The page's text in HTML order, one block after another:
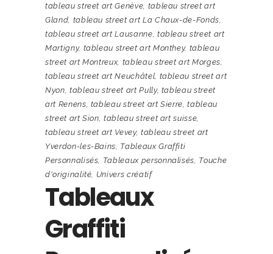
tableau street art Genève, tableau street art
Gland, tableau street art La Chaux-de-Fonds,
tableau street art Lausanne, tableau street art
Martigny, tableau street art Monthey, tableau
street art Montreux, tableau street art Morges,
tableau street art Neuchâtel, tableau street art
Nyon, tableau street art Pully, tableau street
art Renens, tableau street art Sierre,tableau
street art Sion,tableau street art suisse,
tableau street art Vevey, tableau street art
Yverdon-les-Bains, Tableaux Graffiti
Personnalisés, Tableaux personnalisés, Touche
d'originalité, Univers créatif
Tableaux
Graffiti